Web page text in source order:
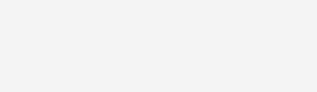
Comfort+
kombinierter Wert der CO₂-Emission: 114 g/km; CO₂-